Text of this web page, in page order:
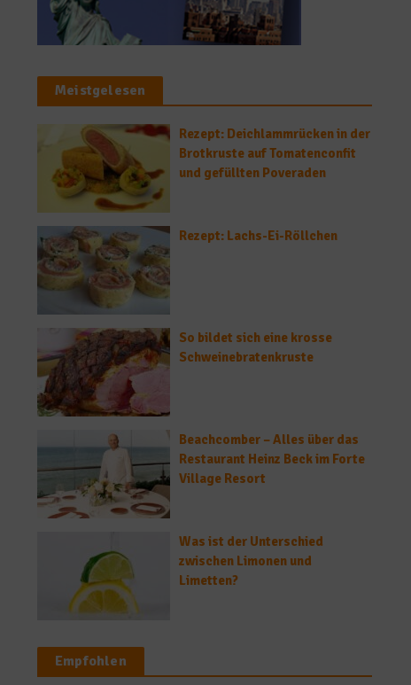
Meistgelesen
Rezept: Deichlammrücken in der
Brotkruste auf Tomatenconfit
und gefüllten Poveraden
Rezept: Lachs-Ei-Röllchen
So bildet sich eine krosse
Schweinebratenkruste
Beachcomber – Alles über das
Restaurant Heinz Beck im Forte
Village Resort
Was ist der Unterschied
zwischen Limonen und
Limetten?
Empfohlen